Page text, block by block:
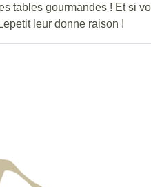
tables gourmandes ! Et si
leur donne raison !